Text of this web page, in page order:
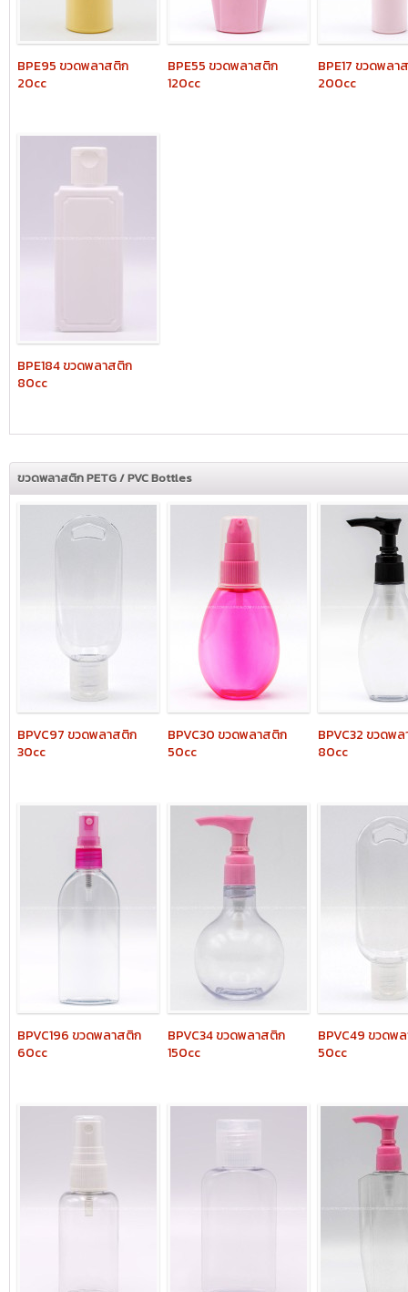
BPE95 ขวดพลาสติก
20cc
BPE55 ขวดพลาสติก
120cc
BPE17 ขวดพลา
200cc
BPE184ขวดพลาสติก
80cc
ขวดพลาสติก PETG / PVC Bottles
BPVC97 ขวดพลาสติก
30cc
BPVC30 ขวดพลาสติก
50cc
BPVC32 ขวดพ
80cc
BPVC196 ขวดพลาสติก
60cc
BPVC34ขวดพลาสติก
150cc
BPVC49 ขวดพ
50cc